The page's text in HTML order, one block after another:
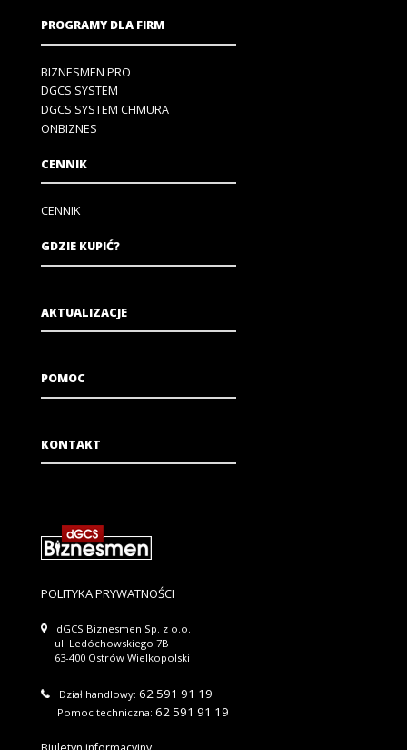
PROGRAMY DLA FIRM
BIZNESMEN PRO
DGCS SYSTEM
DGCS SYSTEM CHMURA
ONBIZNES
CENNIK
CENNIK
GDZIE KUPIĆ?
AKTUALIZACJE
POMOC
KONTAKT
POLITYKA PRYWATNOŚCI
dGCS Biznesmen Sp. z o.o.
ul. Ledóchowskiego 7B
63-400 Ostrów Wielkopolski
Dział handlowy: 62 591 91 19
Pomoc techniczna:62 591 91 19